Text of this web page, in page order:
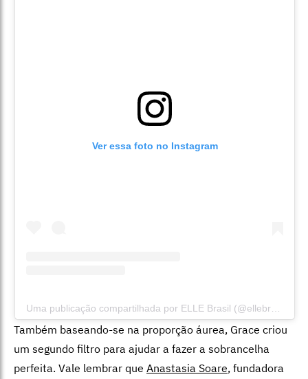
Ver essa foto no Instagram
Também baseando-se na proporção áurea, Grace criou
um segundo filtro para ajudar a fazer a sobrancelha
perfeita. Vale lembrar que Anastasia Soare, fundadora